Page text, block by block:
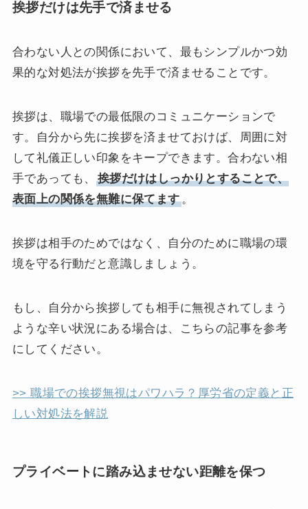
挨拶だけは先手で済ませる
合わない人との関係において、最もシンプルかつ効
果的な対処法が挨拶を先手で済ませることです。
挨拶は、職場での最低限のコミュニケーションで
す。自分から先に挨拶を済ませておけば、周囲に対
して礼儀正しい印象をキープできます。合わない相
手であっても、
挨拶だけはしっかりとすることで、
表面上の関係を無難に保てます。
挨拶は相手のためではなく、自分のために職場の環
境を守る行動だと意識しましょう。
もし、自分から挨拶しても相手に無視されてしまう
ような辛い状況にある場合は、こちらの記事を参考
にしてください。
>> 職場での挨拶無視はパワハラ？厚労省の定義と正
しい対処法を解説
プライベートに踏み込ませない距離を保つ